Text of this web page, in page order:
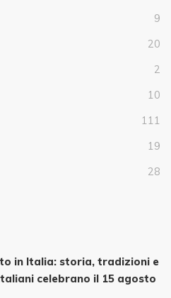
9
20
2
10
111
19
28
in Italia: storia, tradizioni e
celebrano il 15 agosto